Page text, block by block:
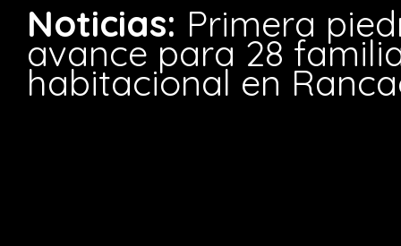
Noticias: Primera
avance para 28
habitacional en